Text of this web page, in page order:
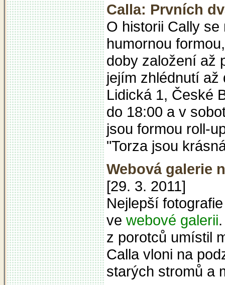
Calla: Prvních
O historii Cally
humornou
doby založení až
jejím zhlédnutí až
Lidická 1, České
do 18:00 a v
jsou formou roll-
"Torza jsou
Webová galerie
[29. 3. 2011]
Nejlepší
ve webové galerii
z porotců umístil
Calla vloni na
starých stromů a